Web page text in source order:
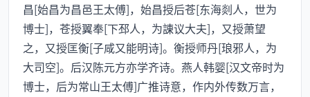
昌[始昌为昌邑王太傅]，始昌授后苍[东海剡人，世为
博士]，苍授翼奉[下邳人，为諌议大夫]，又授萧望
之，又授匡衡[子咸又能明诗]。衡授师丹[琅邪人，为
大司空]。后汉陈元方亦学齐诗。燕人韩婴[汉文帝时为
博士，后为常山王太傅]广推诗意，作内外传数万言，